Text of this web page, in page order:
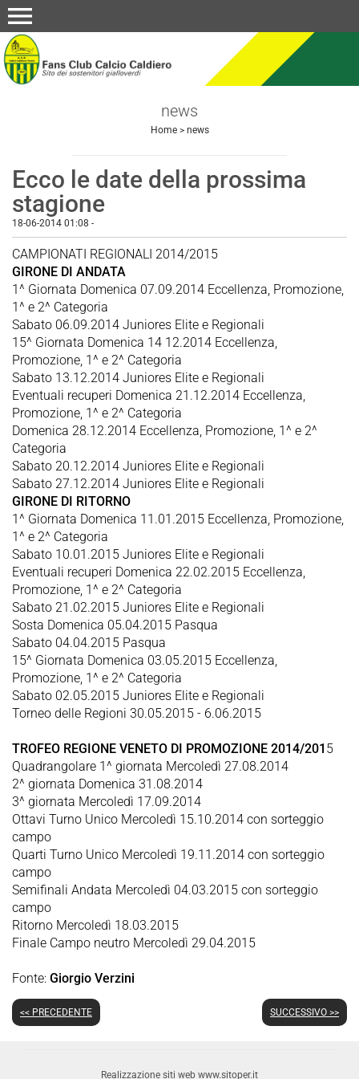
menu
news
Home> news
Ecco le date della prossima
stagione
18-06-2014 01:08 -
CAMPIONATI REGIONALI 2014/2015
GIRONE DI ANDATA
1^ Giornata Domenica 07.09.2014 Eccellenza, Promozione,
1^ e 2^ Categoria
Sabato 06.09.2014 Juniores Elite e Regionali
15^ Giornata Domenica 14 12.2014 Eccellenza,
Promozione, 1^ e 2^ Categoria
Sabato 13.12.2014 Juniores Elite e Regionali
Eventuali recuperi Domenica 21.12.2014 Eccellenza,
Promozione, 1^ e 2^ Categoria
Domenica 28.12.2014 Eccellenza, Promozione, 1^ e 2^
Categoria
Sabato 20.12.2014 Juniores Elite e Regionali
Sabato 27.12.2014 Juniores Elite e Regionali
GIRONE DI RITORNO
1^ Giornata Domenica 11.01.2015 Eccellenza, Promozione,
1^ e 2^ Categoria
Sabato 10.01.2015 Juniores Elite e Regionali
Eventuali recuperi Domenica 22.02.2015 Eccellenza,
Promozione, 1^ e 2^ Categoria
Sabato 21.02.2015 Juniores Elite e Regionali
Sosta Domenica 05.04.2015 Pasqua
Sabato 04.04.2015 Pasqua
15^ Giornata Domenica 03.05.2015 Eccellenza,
Promozione, 1^ e 2^ Categoria
Sabato 02.05.2015 Juniores Elite e Regionali
Torneo delle Regioni 30.05.2015 - 6.06.2015
TROFEO REGIONE VENETO DI PROMOZIONE 2014/201 5
Quadrangolare 1^ giornata Mercoledì 27.08.2014
2^ giornata Domenica 31.08.2014
3^ giornata Mercoledì 17.09.2014
Ottavi Turno Unico Mercoledì 15.10.2014 con sorteggio
campo
Quarti Turno Unico Mercoledì 19.11.2014 con sorteggio
campo
Semifinali Andata Mercoledì 04.03.2015 con sorteggio
campo
Ritorno Mercoledì 18.03.2015
Finale Campo neutro Mercoledì 29.04.2015
Fonte: Giorgio Verzini
<< PRECEDENTE SUCCESSIVO >>
Realizzazione siti web www.sitoper.it